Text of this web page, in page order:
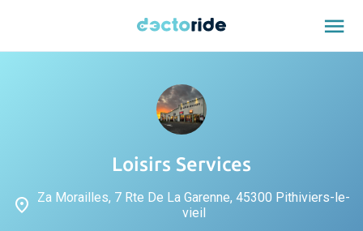
menu
Loisirs Services
place
Za Morailles, 7 Rte De La Garenne, 45300 Pithiviers-le-
vieil